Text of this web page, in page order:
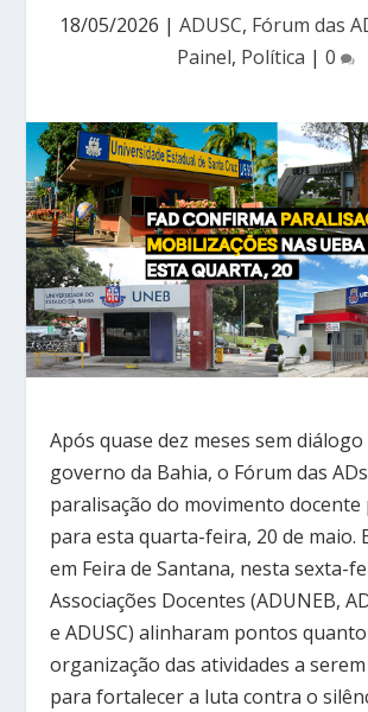
18/05/2026 | ADUSC, Fórum das
Painel, Política | 0
Após quase dez meses sem diálogo
governo da Bahia, o Fórum das
paralisação do movimento docente
para esta quarta-feira, 20 de maio.
em Feira de Santana, nesta sexta-
Associações Docentes (ADUNEB,
e ADUSC) alinharam pontos
organização das atividades a
para fortalecer a luta contra o